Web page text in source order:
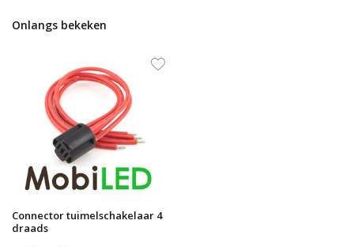
Onlangs bekeken
Connector tuimelschakelaar 4
draads